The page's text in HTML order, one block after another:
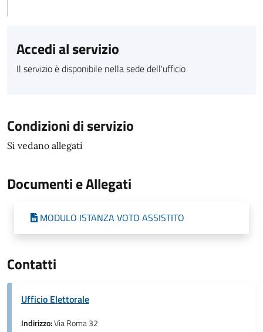
Accedi al servizio
Il servizio è disponibile nella sede dell'ufficio
Condizioni di servizio
Si vedano allegati
Documenti e Allegati
MODULO ISTANZA VOTO ASSISTITO
Contatti
Ufficio Elettorale
Indirizzo:Via Roma 32